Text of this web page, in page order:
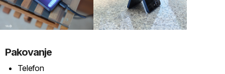
Pakovanje
Telefon